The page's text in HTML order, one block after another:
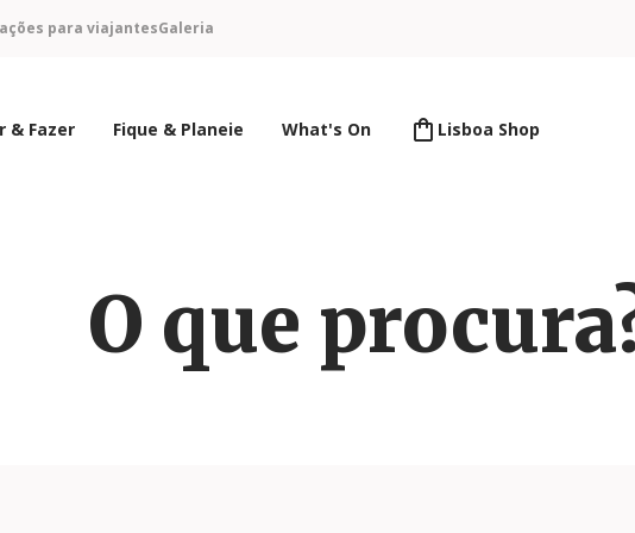
para viajantesGaleria
& Fazer Fique & Planeie What's On Lisboa Shop
O que